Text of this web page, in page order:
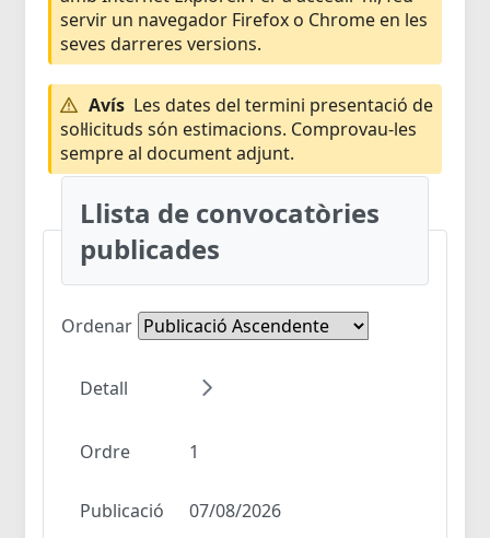
servir un navegador Firefox o Chrome en les
seves darreres versions.
Avís Les dates del termini presentació de
sol·licituds són estimacions. Comprovau-les
sempre al document adjunt.
Llista de convocatòries
publicades
Ordenar
Detall
Ordre 1
Publicació 07/08/2026